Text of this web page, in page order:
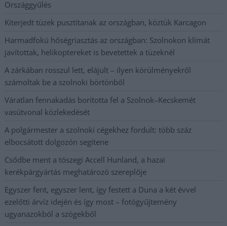
Országgyűlés
Kiterjedt tüzek pusztítanak az országban, köztük Karcagon
Harmadfokú hőségriasztás az országban: Szolnokon klímát
javítottak, helikoptereket is bevetettek a tüzeknél
A zárkában rosszul lett, elájult – ilyen körülményekről
számoltak be a szolnoki börtönből
Váratlan fennakadás borította fel a Szolnok–Kecskemét
vasútvonal közlekedését
A polgármester a szolnoki cégekhez fordult: több száz
elbocsátott dolgozón segítene
Csődbe ment a tószegi Accell Hunland, a hazai
kerékpárgyártás meghatározó szereplője
Egyszer fent, egyszer lent, így festett a Duna a két évvel
ezelőtti árvíz idején és így most – fotógyűjtemény
ugyanazokból a szögekből